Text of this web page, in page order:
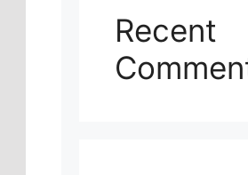
Recent